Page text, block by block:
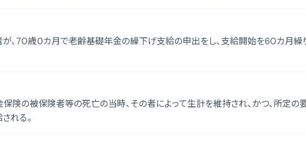
70歳０カ月で老齢基礎年金の繰下げ支給の申出をし、支給開始を60カ月繰
の被保険者等の死亡の当時、その者によって生計を維持され、かつ、所定の要
れる。